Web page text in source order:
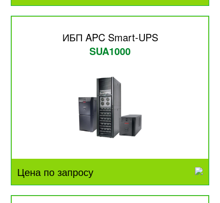
ИБП APC Smart-UPS
SUA1000
Цена по запросу